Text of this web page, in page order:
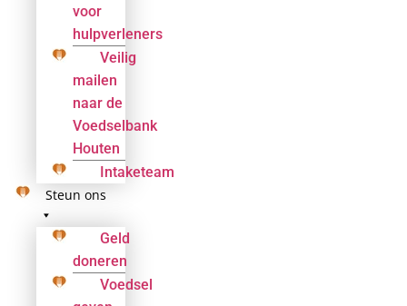
voor
hulpverleners
Veilig
mailen
naar de
Voedselbank
Houten
Intaketeam
Steun ons
Geld
doneren
Voedsel